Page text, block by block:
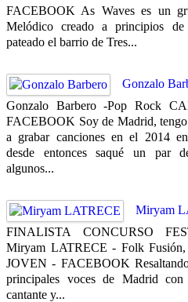
FACEBOOK As Waves es un
Melódico creado a principios
pateado el barrio de Tres...
Gonzalo
Gonzalo Barbero -Pop Rock
FACEBOOK Soy de Madrid, tengo
a grabar canciones en el 2014
desde entonces saqué un par
algunos...
Miryam
FINALISTA CONCURSO
Miryam LATRECE - Folk
JOVEN - FACEBOOK
principales voces de Madrid
cantante y...